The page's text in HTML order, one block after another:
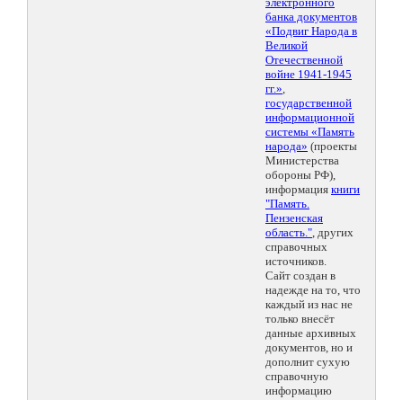
банка документов
«Подвиг Народа в
Великой
Отечественной
войне 1941-1945
гг.»,
государственной
информационной
системы «Память
народа» (проекты
Министерства
обороны РФ),
информация книги
"Память.
Пензенская
область.", других
справочных
источников.
Сайт создан в
надежде на то, что
каждый из нас не
только внесёт
данные архивных
документов, но и
дополнит сухую
справочную
информацию